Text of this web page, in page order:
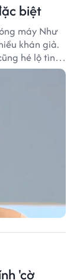
biệt
máy Như
khán giả.
hé lộ tình
kíp bộ phim.
'cờ